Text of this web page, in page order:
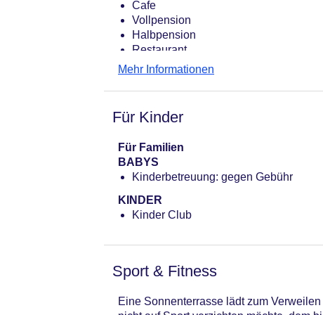
Cafe
Vollpension
Halbpension
Restaurant
Mehr Informationen
Für Kinder
Für Familien
BABYS
Kinderbetreuung: gegen Gebühr
KINDER
Kinder Club
Sport & Fitness
Eine Sonnenterrasse lädt zum